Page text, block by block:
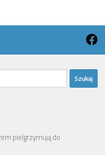
pielgrzymują do